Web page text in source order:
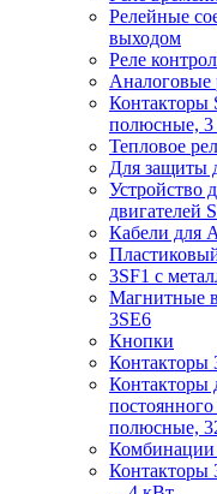
Релейные
выходом
Реле
Аналоговые
Контакторы
полюсные, 3
Тепловое
Для защиты
Устройство
двигателей
Кабели для
3SF1 с
Магнитные
3SE6
Кнопки
Контакторы
Контакторы
полюсные,
Комбинации
Контакторы